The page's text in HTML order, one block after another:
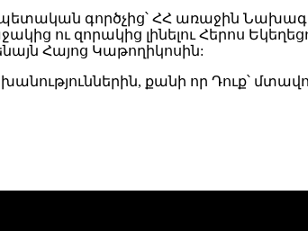
գործչից՝ ՀՀ առաջին
ու զորակից լինելու Հերոս
Հայոց Կաթողիկոսին:
քանի որ Դուք՝